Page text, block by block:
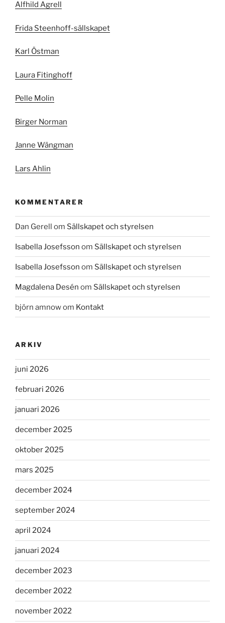
Alfhild Agrell
Frida Steenhoff-sällskapet
Karl Östman
Laura Fitinghoff
Pelle Molin
Birger Norman
Janne Wängman
Lars Ahlin
KOMMENTARER
Dan Gerell om Sällskapet och styrelsen
Isabella Josefsson om Sällskapet och styrelsen
Isabella Josefsson om Sällskapet och styrelsen
Magdalena Desén om Sällskapet och styrelsen
björn amnowom Kontakt
ARKIV
juni 2026
februari 2026
januari 2026
december 2025
oktober 2025
mars 2025
december 2024
september 2024
april 2024
januari 2024
december 2023
december 2022
november 2022